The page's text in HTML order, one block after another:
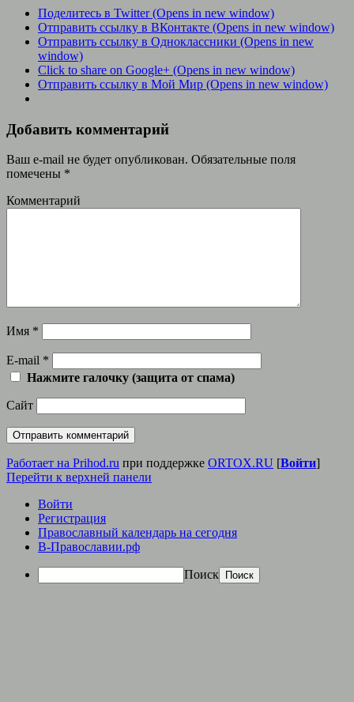
Поделитесь в Twitter (Opens in new window)
Отправить ссылку в ВКонтакте (Opens in new window)
Отправить ссылку в Одноклассники (Opens in new
window)
Click to share on Google+ (Opens in new window)
Отправить ссылку в Мой Мир (Opens in new window)
Добавить комментарий
Ваш e-mail не будет опубликован. Обязательные поля
помечены *
Комментарий
Имя *
E-mail *
Нажмите галочку (защита от спама)
Сайт
Работает на Prihod.ru при поддержке ORTOX.RU [Войти]
Перейти к верхней панели
Войти
Регистрация
Православный календарь на сегодня
В-Православии.рф
Поиск